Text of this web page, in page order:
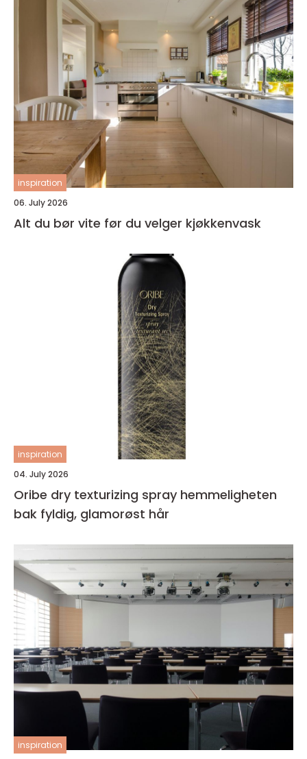
inspiration
06. July 2026
Alt du bør vite før du velger kjøkkenvask
inspiration
04. July 2026
Oribe dry texturizing spray hemmeligheten
bak fyldig, glamorøst hår
inspiration